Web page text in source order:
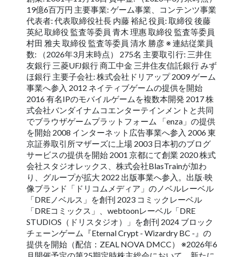
19億6百万円 主要事業: ゲーム事業、コンテンツ事業
代表者: 代表取締役社⻑ 内藤 裕紀 役員: 取締役 後藤
英紀 取締役 監査等委員 ⻘⽊ 理惠 取締役 監査等委員
村⽥ 雅夫 取締役 監査等委員 清⽔ 勝彦 ※ 連結従業員
数: （2026年3⽉末時点） 275名 主要取引⾏: 三井住
友銀⾏ 三菱UFJ銀⾏ 商⼯中⾦ 三井住友信託銀⾏ みず
ほ銀⾏ 主要⼦会社: 株式会社ドリアップ 2009 ゲーム
事業へ参⼊ 2012 ネイティブゲームの提供を開始
2016 有名IPのモバイルゲームを複数本開発 2017 株
式会社バンダイナムコエンターテインメントと共同
でブラウザゲームプラットフォーム 「enza」の提供
を開始 2008 インターネット広告事業へ参⼊ 2006 東
京証券取引所マザーズに上場 2003 ⽇本初のブログ
サービスの提供を開始 2001 京都にて創業 2020 株式
会社スタジオレックス、株式会社BlasTrainが加わ
り、グループが拡⼤ 2022 出版事業へ参⼊。出版‧映
像ブランド「ドリコムメディア」のノベルレーベル
「DREノベルス」を創刊 2023 コミックレーベル
「DREコミックス」、webtoonレーベル「DRE
STUDIOS（ドリスタジオ）」を創刊 2024 ブロック
チェーンゲーム『Eternal Crypt - Wizardry BC -』の
提供を開始（配信：ZEAL NOVA DMCC） ※2026年6